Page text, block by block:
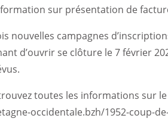
sur présentation de
nouvelles campagnes
d’ouvrir se clôture le 7 février
toutes les informations sur le
occidentale.bzh/1952-coup-